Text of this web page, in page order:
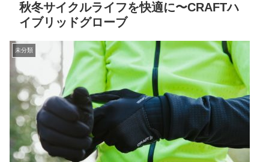
秋冬サイクルライフを快適に〜CRAFTハ
イブリッドグローブ
未分類